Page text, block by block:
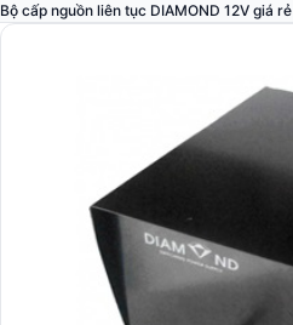
Bộ cấp nguồn liên tục DIAMOND 12V giá rẻ